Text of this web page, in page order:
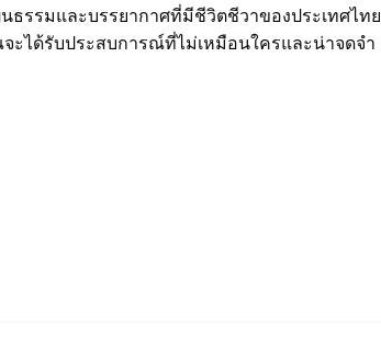
รรมและบรรยากาศที่มีชีวิตชีวาของประเทศไทย
ะได้รับประสบการณ์ที่ไม่เหมือนใครและน่าจดจำ